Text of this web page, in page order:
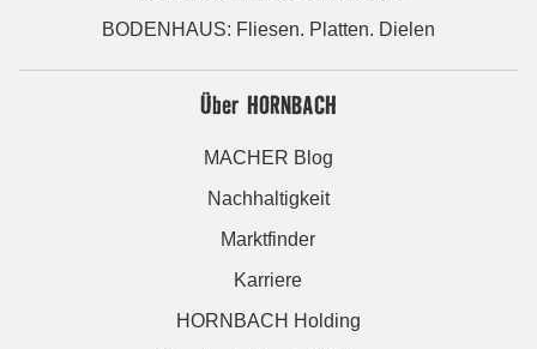
BODENHAUS: Fliesen. Platten. Dielen
Über HORNBACH
MACHER Blog
Nachhaltigkeit
Marktfinder
Karriere
HORNBACH Holding